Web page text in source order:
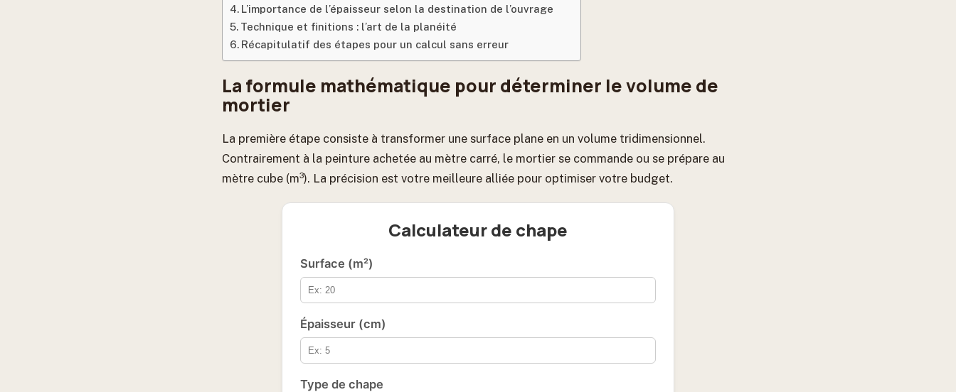
L’importance de l’épaisseur selon la destination de l’ouvrage
Technique et finitions : l’art de la planéité
Récapitulatif des étapes pour un calcul sans erreur
La formule mathématique pour déterminer le volume de
mortier
La première étape consiste à transformer une surface plane en un volume tridimensionnel.
Contrairement à la peinture achetée au mètre carré, le mortier se commande ou se prépare au
mètre cube (m³). La précision est votre meilleure alliée pour optimiser votre budget.
Calculateur de chape
Surface (m²)
Épaisseur (cm)
Type de chape